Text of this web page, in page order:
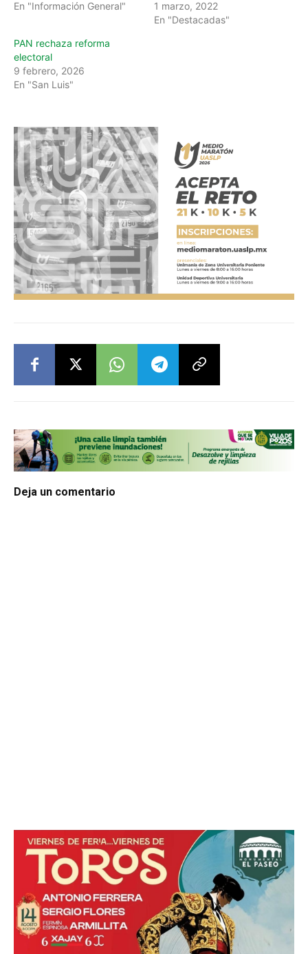
En "Información General"
1 marzo, 2022
En "Destacadas"
PAN rechaza reforma
electoral
9 febrero, 2026
En "San Luis"
Deja un comentario